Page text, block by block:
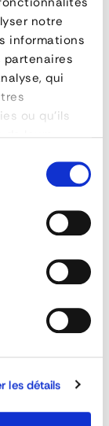
notre
informations
qui
ou qu'ils
les détails